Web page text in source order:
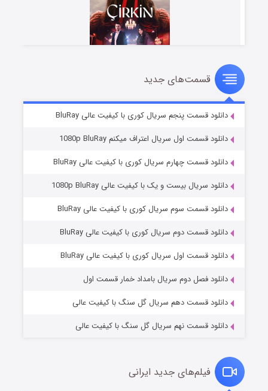
سریال زشت
قسمت۲ (زیرنویس) منتشر شد
مردگان متحرک: شهر مرده ۳
قسمت۲ (زیرنویس) منتشر شد
قسمت‌های جدید
دانلود قسمت پنجم سریال کوری با کیفیت عالی BluRay
دانلود قسمت اول سریال اعتراف میکنم 1080p BluRay
دانلود قسمت چهارم سریال کوری با کیفیت عالی BluRay
دانلود سریال بیست و یک با کیفیت عالی 1080p BluRay
دانلود قسمت سوم سریال کوری با کیفیت عالی BluRay
دانلود قسمت دوم سریال کوری با کیفیت عالی BluRay
دانلود قسمت اول سریال کوری با کیفیت عالی BluRay
دانلود فصل دوم سریال بامداد خمار قسمت اول
دانلود قسمت دهم سریال گل سنگ با کیفیت عالی
دانلود قسمت نهم سریال گل سنگ با کیفیت عالی
فیلم‌های جدید ایرانی